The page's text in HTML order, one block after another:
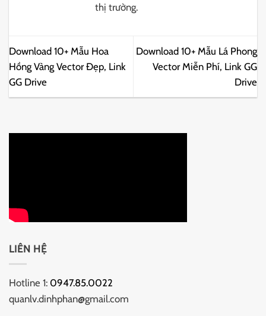
thị trường.
Download 10+ Mẫu Hoa
Hồng Vàng Vector Đẹp, Link
GG Drive
Download 10+ Mẫu Lá Phong
Vector Miễn Phí, Link GG
Drive
LIÊN HỆ
Hotline 1: 0947.85.0022
quanlv.dinhphan@gmail.com